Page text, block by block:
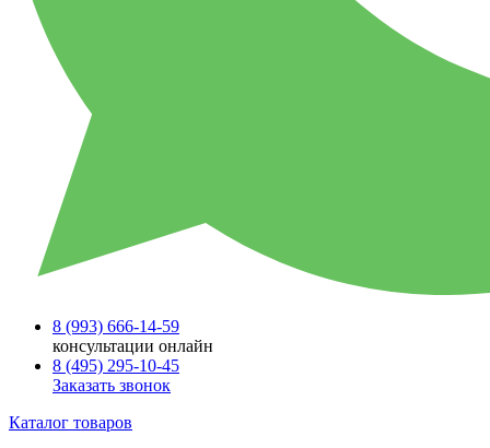
8 (993) 666-14-59
консультации онлайн
8 (495) 295-10-45
Заказать звонок
Каталог товаров